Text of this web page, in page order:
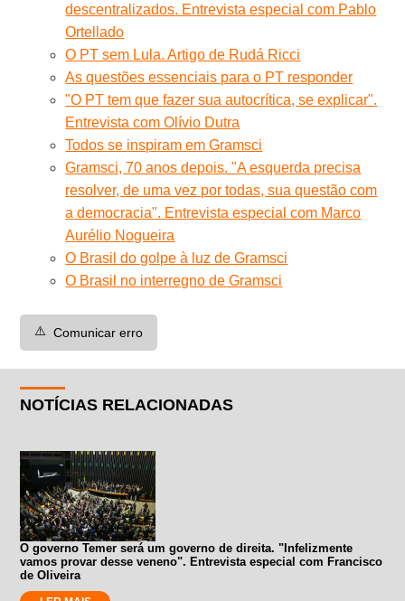
descentralizados. Entrevista especial com Pablo
Ortellado
O PT sem Lula. Artigo de Rudá Ricci
As questões essenciais para o PT responder
"O PT tem que fazer sua autocrítica, se explicar".
Entrevista com Olívio Dutra
Todos se inspiram em Gramsci
Gramsci, 70 anos depois. "A esquerda precisa
resolver, de uma vez por todas, sua questão com
a democracia". Entrevista especial com Marco
Aurélio Nogueira
O Brasil do golpe à luz de Gramsci
O Brasil no interregno de Gramsci
⚠️ Comunicar erro
NOTÍCIAS RELACIONADAS
O governo Temer será um governo de direita. "Infelizmente
vamos provar desse veneno". Entrevista especial com Francisco
de Oliveira